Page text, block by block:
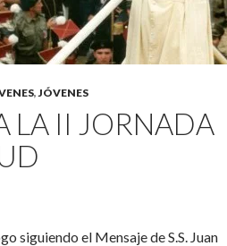
,JÓVENES
LA II JORNADA
siguiendo el Mensaje de S.S. Juan